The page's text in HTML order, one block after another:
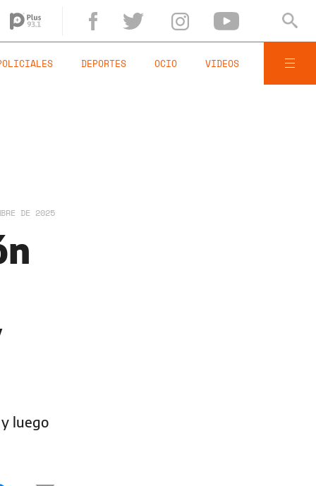
DEPORTES OCIO VIDEOS
DE 2025
luego